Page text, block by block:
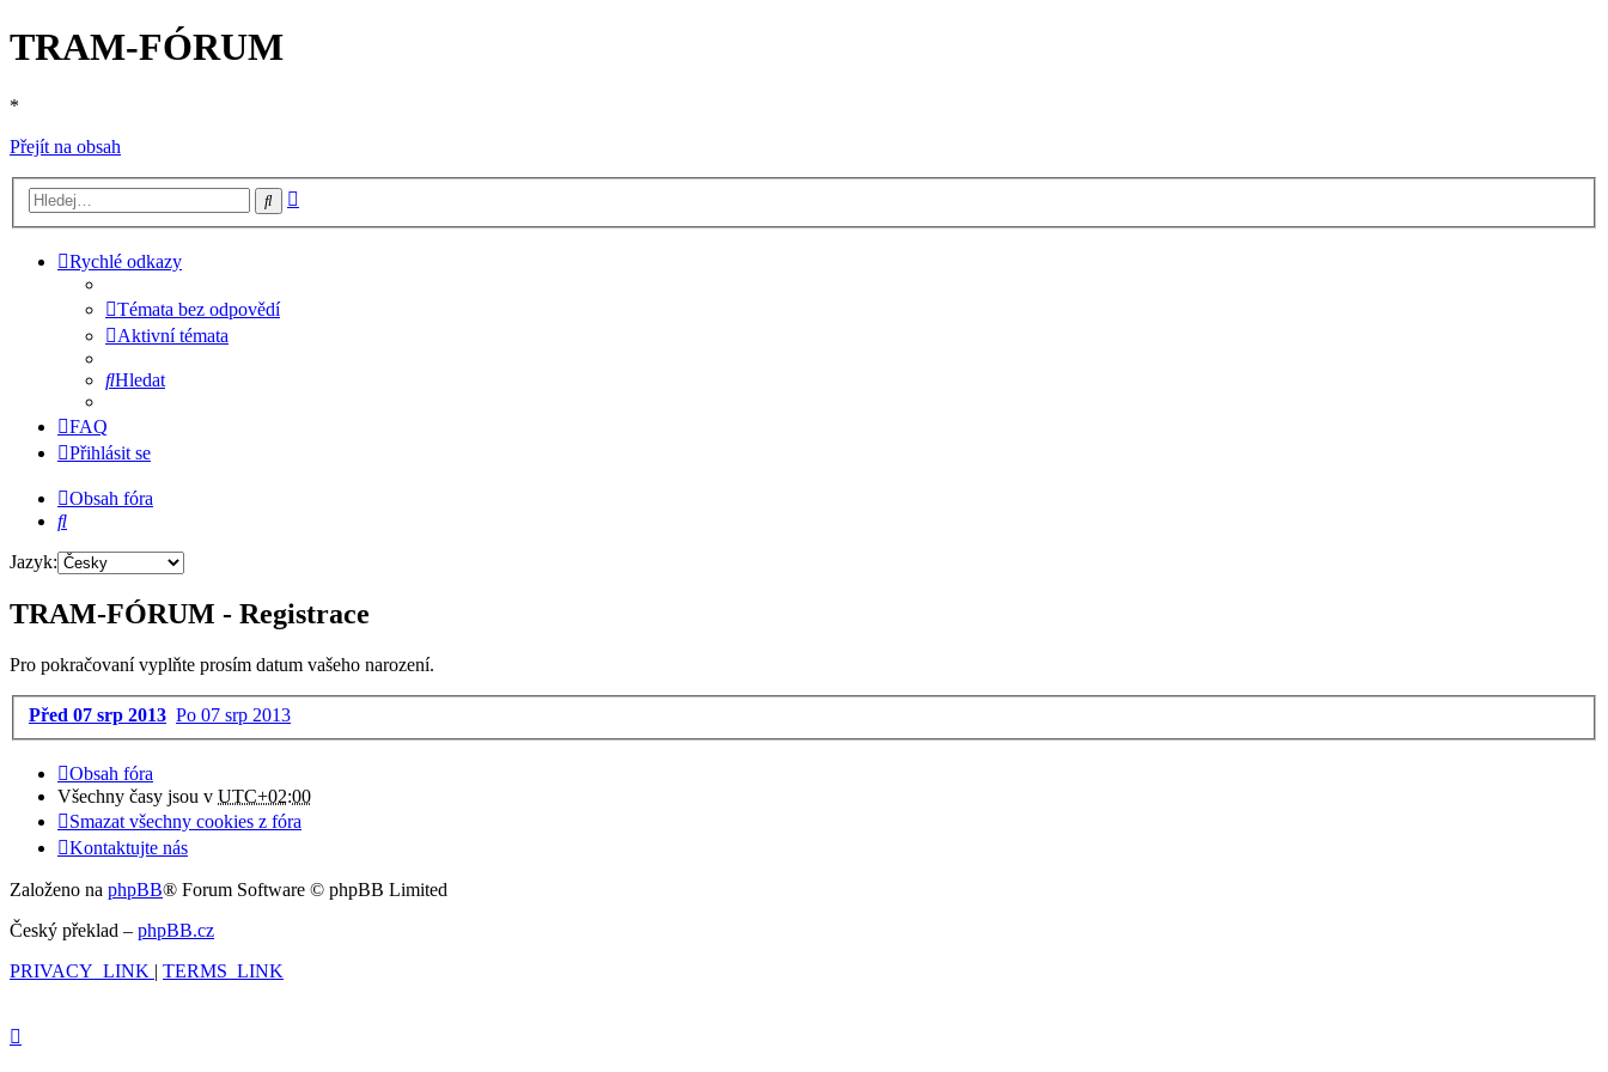
TRAM-FÓRUM
*
Přejít na obsah
Hledat
Rychlé odkazy
Témata bez odpovědí
Aktivní témata
Hledat
FAQ
Přihlásit se
Obsah fóra
Hledat
Jazyk:
TRAM-FÓRUM - Registrace
Pro pokračovaní vyplňte prosím datum vašeho narození.
Před 07 srp 2013 Po 07 srp 2013
Obsah fóra
Všechny časy jsou v UTC+02:00
Smazat všechny cookies z fóra
Kontaktujte nás
Založeno na phpBB® Forum Software © phpBB Limited
Český překlad – phpBB.cz
PRIVACY_LINK | TERMS_LINK